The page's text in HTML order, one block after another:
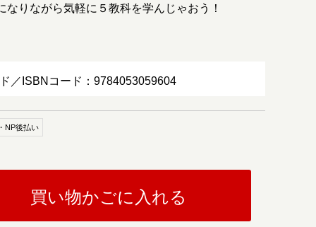
りながら気軽に５教科を学んじゃおう！
／ISBNコード：9784053059604
NP後払い
買い物かごに入れる